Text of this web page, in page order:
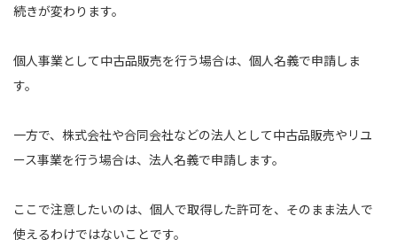
続きが変わります。
個人事業として中古品販売を行う場合は、個人名義で申請しま
す。
一方で、株式会社や合同会社などの法人として中古品販売やリユ
ース事業を行う場合は、法人名義で申請します。
ここで注意したいのは、個人で取得した許可を、そのまま法人で
使えるわけではないことです。